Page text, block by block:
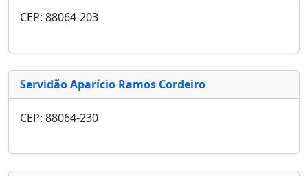
CEP: 88064-203
Servidão Aparício Ramos Cordeiro
CEP: 88064-230